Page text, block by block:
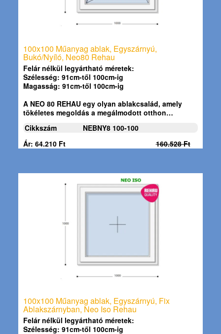
100x100 Műanyag ablak, Egyszárnyú,
Bukó/Nyíló, Neo80 Rehau
Felár nélkül legyártható méretek:
Szélesség: 91cm-től 100cm-ig
Magasság: 91cm-től 100cm-ig
A NEO 80 REHAU egy olyan ablakcsalád, amely
tökéletes megoldás a megálmodott otthon…
Cikkszám
NEBNY8 100-100
Ár: 64.210 Ft
160.528 Ft
100x100 Műanyag ablak, Egyszárnyú, Fix
Ablakszárnyban, Neo Iso Rehau
Felár nélkül legyártható méretek:
Szélesség: 91cm-től 100cm-ig